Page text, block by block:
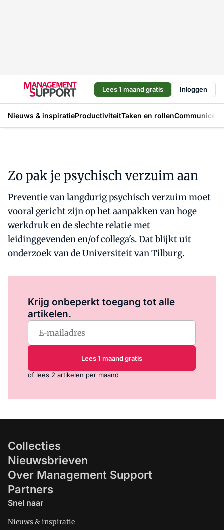
Lees 1 maand gratis Inloggen
Nieuws & inspiratieProductiviteitTaken en rollen
Zo pak je psychisch verzuim aan
Preventie van langdurig psychisch verzuim moet
vooral gericht zijn op het aanpakken van hoge
werkdruk en de slechte relatie met
leidinggevenden en/of collega's. Dat blijkt uit
onderzoek van de Universiteit van Tilburg.
Krijg onbeperkt toegang tot alle
artikelen.
Lees 1 maand gratis
of lees 2 artikelen per maand
Collecties
Nieuwsbrieven
Over Management Support
Partners
Snel naar
Nieuws & inspiratie